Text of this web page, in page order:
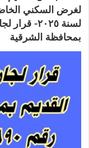
لسنة ٢٠٢٥-
بمحافظة الشرقية